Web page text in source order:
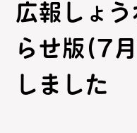
広報しょ
らせ版(7
しました